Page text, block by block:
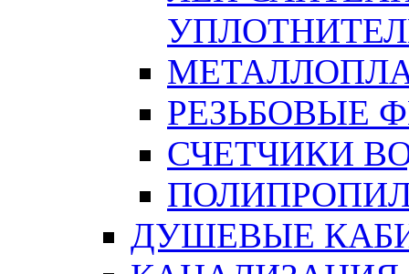
РЕЗЬБОВЫЕ
СЧЕТЧИКИ
ДУШЕВЫЕ